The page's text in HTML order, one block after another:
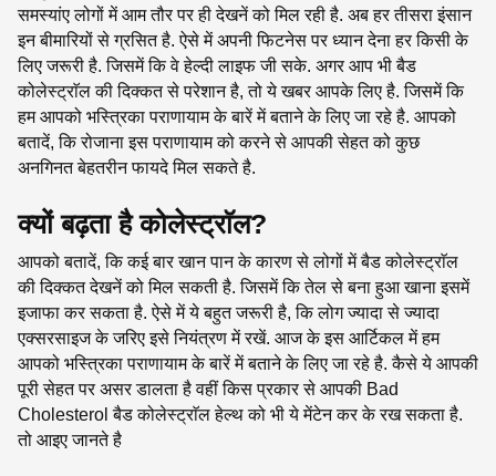
समस्यांए लोगों में आम तौर पर ही देखनें को मिल रही है. अब हर तीसरा इंसान
इन बीमारियों से ग्रसित है. ऐसे में अपनी फिटनेस पर ध्यान देना हर किसी के
लिए जरूरी है. जिसमें कि वे हेल्दी लाइफ जी सके. अगर आप भी बैड
कोलेस्ट्राॅल की दिक्कत से परेशान है, तो ये खबर आपके लिए है. जिसमें कि
हम आपको भस्त्रिका पराणायाम के बारें में बताने के लिए जा रहे है. आपको
बतादें, कि रोजाना इस पराणायाम को करने से आपकी सेहत को कुछ
अनगिनत बेहतरीन फायदे मिल सकते है.
क्यों बढ़ता है कोलेस्ट्राॅल?
आपको बतादें, कि कई बार खान पान के कारण से लोगों में बैड कोलेस्ट्राॅल
की दिक्कत देखनें को मिल सकती है. जिसमें कि तेल से बना हुआ खाना इसमें
इजाफा कर सकता है. ऐसे में ये बहुत जरूरी है, कि लोग ज्यादा से ज्यादा
एक्सरसाइज के जरिए इसे नियंत्रण में रखें. आज के इस आर्टिकल में हम
आपको भस्त्रिका पराणायाम के बारें में बताने के लिए जा रहे है. कैसे ये आपकी
पूरी सेहत पर असर डालता है वहीं किस प्रकार से आपकी Bad
Cholesterol बैड कोलेस्ट्राॅल हेल्थ को भी ये मेंटेन कर के रख सकता है.
तो आइए जानते है